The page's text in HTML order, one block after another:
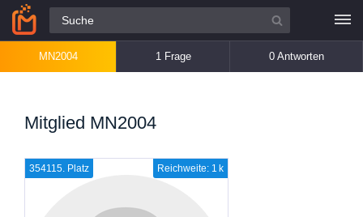
Alle Fragen
MN2004 1 Frage 0 Antworten
Mitglied MN2004
Reichweite: 1 k
354115. Platz